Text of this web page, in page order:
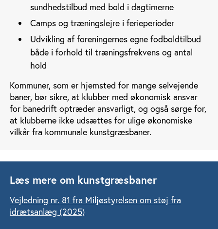
sundhedstilbud med bold i dagtimerne
Camps og træningslejre i ferieperioder
Udvikling af foreningernes egne fodboldtilbud
både i forhold til træningsfrekvens og antal
hold
Kommuner, som er hjemsted for mange selvejende
baner, bør sikre, at klubber med økonomisk ansvar
for banedrift optræder ansvarligt, og også sørge for,
at klubberne ikke udsættes for ulige økonomiske
vilkår fra kommunale kunstgræsbaner.
Læs mere om kunstgræsbaner
Vejledning nr. 81 fra Miljøstyrelsen om støj fra
idrætsanlæg (2025)